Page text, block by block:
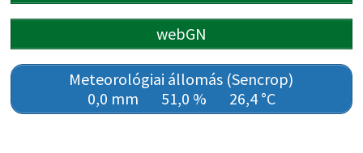
webGN
Meteorológiai állomás (Sencrop)
0,0 mm
51,0 % 26,4 °C